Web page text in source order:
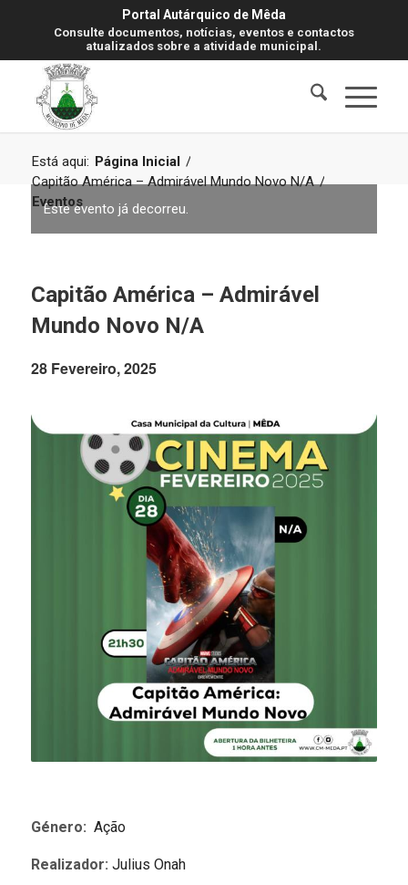
Portal Autárquico de Mêda
Consulte documentos, notícias, eventos e contactos
atualizados sobre a atividade municipal.
Está aqui: Página Inicial /
Capitão América – Admirável Mundo Novo N/A /
Eventos
Este evento já decorreu.
Capitão América – Admirável
Mundo Novo N/A
28 Fevereiro, 2025
Género: Ação
Realizador: Julius Onah